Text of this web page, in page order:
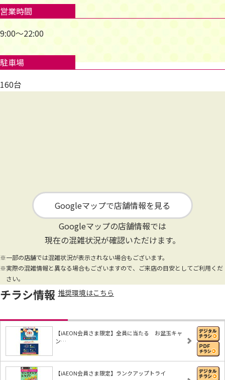
営業時間
9:00～22:00
駐車場
160台
Googleマップで店舗情報を見る
Googleマップの店舗情報では
現在の混雑状況が確認いただけます。
※一部の店舗では混雑状況が表示されない場合もございます。
※実際の混雑情報と異なる場合もございますので、ご来店の目安としてご利用くだ
さい。
チラシ情報 推奨環境はこちら
【iAEON会員さま限定】全員に当たる お盆玉キャ
ン…
【iAEON会員さま限定】ランクアップトライ